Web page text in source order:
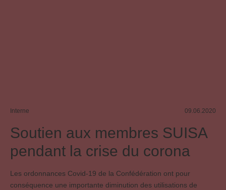
Interne 09.06.2020
Soutien aux membres SUISA
pendant la crise du corona
Les ordonnances Covid-19 de la Confédération ont pour
conséquence une importante diminution des utilisations de